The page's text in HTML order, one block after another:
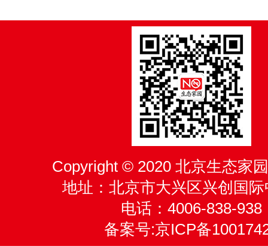
Copyright © 2020 北京生态家
地址：北京市大兴区兴创国
电话：4006-838-938
备案号:京ICP备